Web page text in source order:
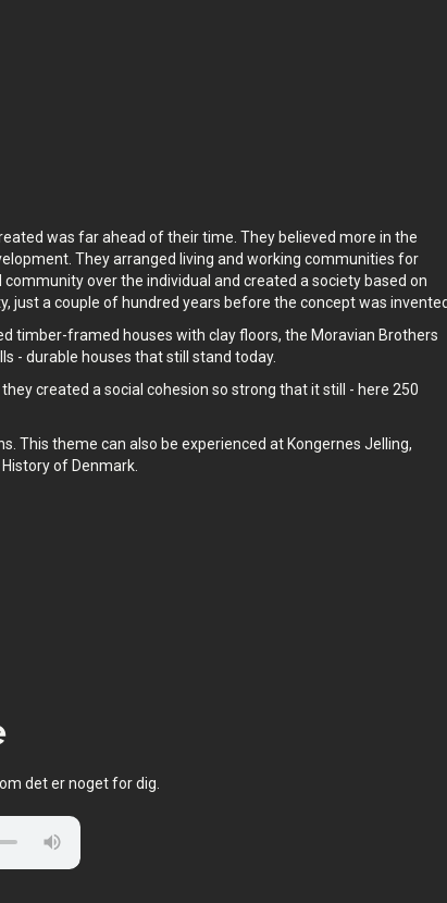
was far ahead of their time. They believed more in the
They arranged living and working communities for
over the individual and created a society based on
just a couple of hundred years before the concept was
timber-framed houses with clay floors, the Moravian Brothers
- durable houses that still stand today.
created a social cohesion so strong that it still - here 250
This theme can also be experienced at Kongernes Jelling,
of Denmark.
det er noget for dig.